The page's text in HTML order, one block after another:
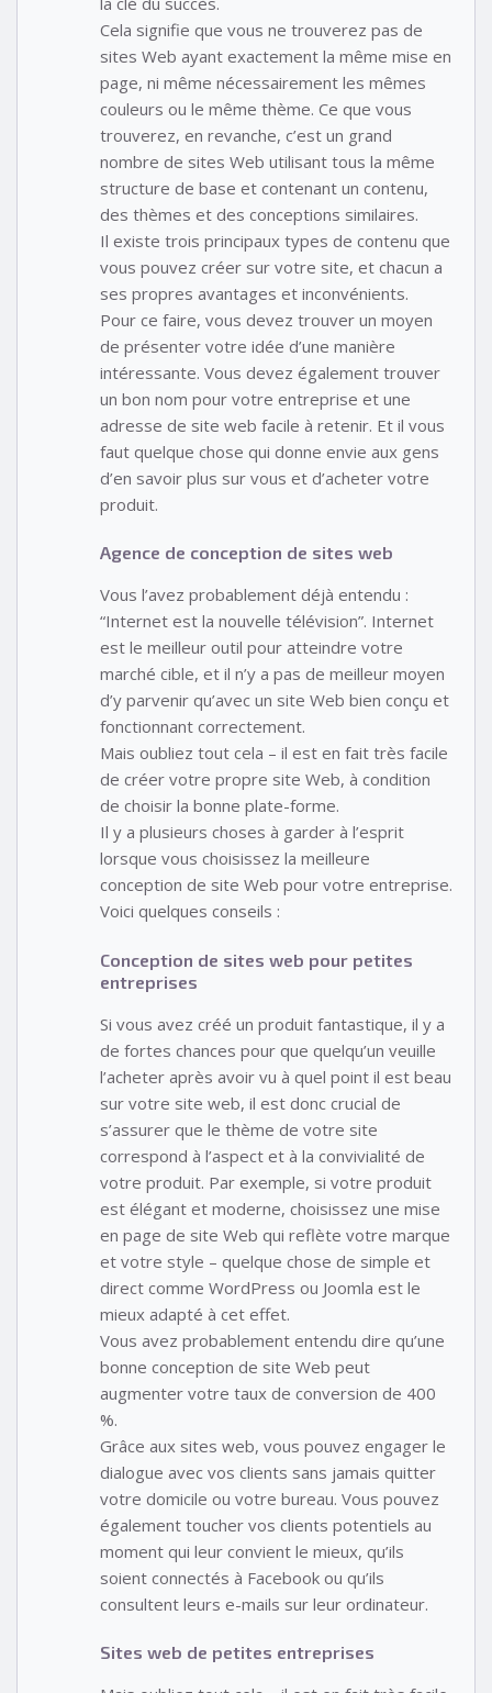
Cela signifie que vous ne trouverez pas de
sites Web ayant exactement la même mise en
page, ni même nécessairement les mêmes
couleurs ou le même thème. Ce que vous
trouverez, en revanche, c’est un grand
nombre de sites Web utilisant tous la même
structure de base et contenant un contenu,
des thèmes et des conceptions similaires.
Il existe trois principaux types de contenu que
vous pouvez créer sur votre site, et chacun a
ses propres avantages et inconvénients.
Pour ce faire, vous devez trouver un moyen
de présenter votre idée d’une manière
intéressante. Vous devez également trouver
un bon nom pour votre entreprise et une
adresse de site web facile à retenir. Et il vous
faut quelque chose qui donne envie aux gens
d’en savoir plus sur vous et d’acheter votre
produit.
Agence de conception de sites web
Vous l’avez probablement déjà entendu :
“Internet est la nouvelle télévision”. Internet
est le meilleur outil pour atteindre votre
marché cible, et il n’y a pas de meilleur moyen
d’y parvenir qu’avec un site Web bien conçu et
fonctionnant correctement.
Mais oubliez tout cela – il est en fait très facile
de créer votre propre site Web, à condition
de choisir la bonne plate-forme.
Il y a plusieurs choses à garder à l’esprit
lorsque vous choisissez la meilleure
conception de site Web pour votre entreprise.
Voici quelques conseils :
Conception de sites web pour petites
entreprises
Si vous avez créé un produit fantastique, il y a
de fortes chances pour que quelqu’un veuille
l’acheter après avoir vu à quel point il est beau
sur votre site web, il est donc crucial de
s’assurer que le thème de votre site
correspond à l’aspect et à la convivialité de
votre produit. Par exemple, si votre produit
est élégant et moderne, choisissez une mise
en page de site Web qui reflète votre marque
et votre style – quelque chose de simple et
direct comme WordPress ou Joomla est le
mieux adapté à cet effet.
Vous avez probablement entendu dire qu’une
bonne conception de site Web peut
augmenter votre taux de conversion de 400
%.
Grâce aux sites web, vous pouvez engager le
dialogue avec vos clients sans jamais quitter
votre domicile ou votre bureau. Vous pouvez
également toucher vos clients potentiels au
moment qui leur convient le mieux, qu’ils
soient connectés à Facebook ou qu’ils
consultent leurs e-mails sur leur ordinateur.
Sites web de petites entreprises